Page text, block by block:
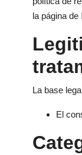
la página de
La base
El